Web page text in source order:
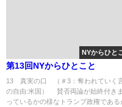
NYからひと
第13回NYからひとこと
13 真実の口 （＃3：奪われていく
の自由:米国） 賛否両論が始終付き
っているかの様なトランプ政権である